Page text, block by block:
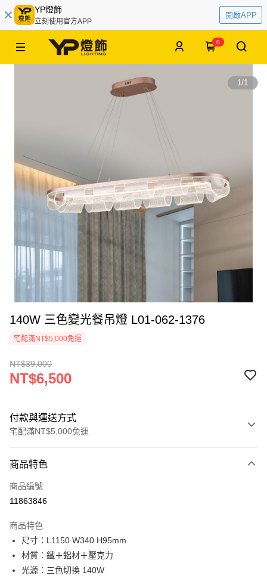
YP燈飾
立刻使用官方APP
開啟APP
0
1/1
140W 三色變光餐吊燈 L01-062-1376
宅配滿NT$5,000免運
NT$39,000
NT$6,500
付款與運送方式
宅配滿NT$5,000免運
信用卡一次付款
LINE Pay
街口支付
悠遊付
商品特色
商品編號
11863846
商品特色
尺寸：L1150 W340 H95mm
材質：鐵＋鋁材＋壓克力
光源：三色切換 140W